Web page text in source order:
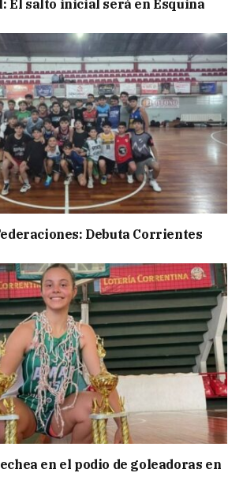
El salto inicial será en Esquina
Debuta Corrientes
en el podio de goleadoras en